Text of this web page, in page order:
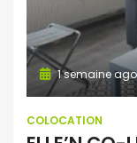
1 semaine ago
COLOCATION